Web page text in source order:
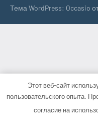
Тема WordPress: Occasio
Этот веб-сайт
пользовательского опыта.
согласие на